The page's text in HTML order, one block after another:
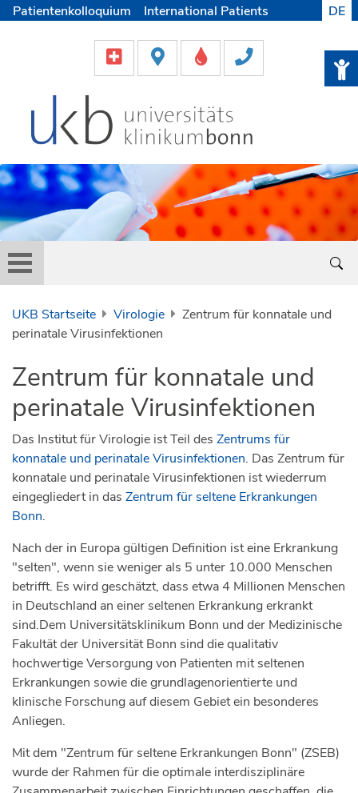
Patientenkolloquium
International Patients
Helfen & Spenden
Medien
DE
UKB Startseite Virologie
Zentrum für konnatale und
perinatale Virusinfektionen
Zentrum für konnatale und
perinatale Virusinfektionen
Das Institut für Virologie ist Teil des Zentrums für
konnatale und perinatale Virusinfektionen. Das Zentrum für
konnatale und perinatale Virusinfektionen ist wiederrum
eingegliedert in das Zentrum für seltene Erkrankungen
Bonn.
Nach der in Europa gültigen Definition ist eine Erkrankung
"selten", wenn sie weniger als 5 unter 10.000 Menschen
betrifft. Es wird geschätzt, dass etwa 4 Millionen Menschen
in Deutschland an einer seltenen Erkrankung erkrankt
sind.Dem Universitätsklinikum Bonn und der Medizinische
Fakultät der Universität Bonn sind die qualitativ
hochwertige Versorgung von Patienten mit seltenen
Erkrankungen sowie die grundlagenorientierte und
klinische Forschung auf diesem Gebiet ein besonderes
Anliegen.
Mit dem "Zentrum für seltene Erkrankungen Bonn" (ZSEB)
wurde der Rahmen für die optimale interdisziplinäre